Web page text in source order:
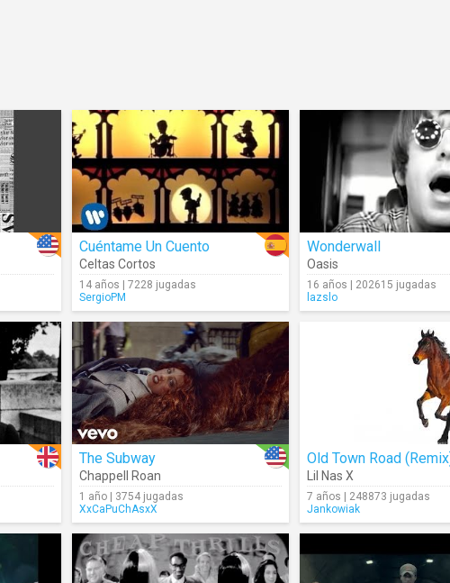
Cuéntame Un Cuento
Celtas Cortos
14 años | 7228 jugadas
SergioPM
Wonderwall
Oasis
16 años | 202615 jugadas
lazslo
The Subway
Chappell Roan
1 año | 3754 jugadas
XxCaPuChAsxX
Old Town Road
Lil Nas X
7 años | 248873 jugadas
Jankowiak